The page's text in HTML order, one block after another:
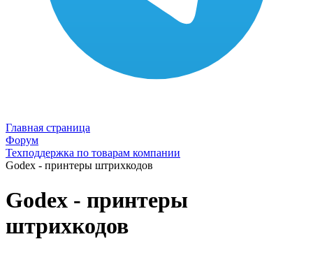
Главная страница
Форум
Техподдержка по товарам компании
Godex - принтеры штрихкодов
Godex - принтеры
штрихкодов